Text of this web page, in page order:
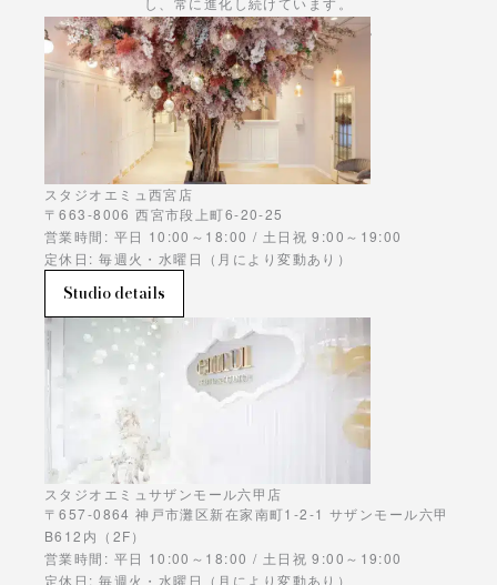
あなただけの物語をお楽しみください。
スタジオエミュ西宮店
〒663-8006 西宮市段上町6-20-25
営業時間: 平日 10:00～18:00 / 土日祝 9:00～19:00
定休日: 毎週火・水曜日（月により変動あり）
Studio details
スタジオエミュサザンモール六甲店
〒657-0864 神戸市灘区新在家南町1-2-1 サザンモール六甲
B612内（2F）
営業時間: 平日 10:00～18:00 / 土日祝 9:00～19:00
定休日: 毎週火・水曜日（月により変動あり）